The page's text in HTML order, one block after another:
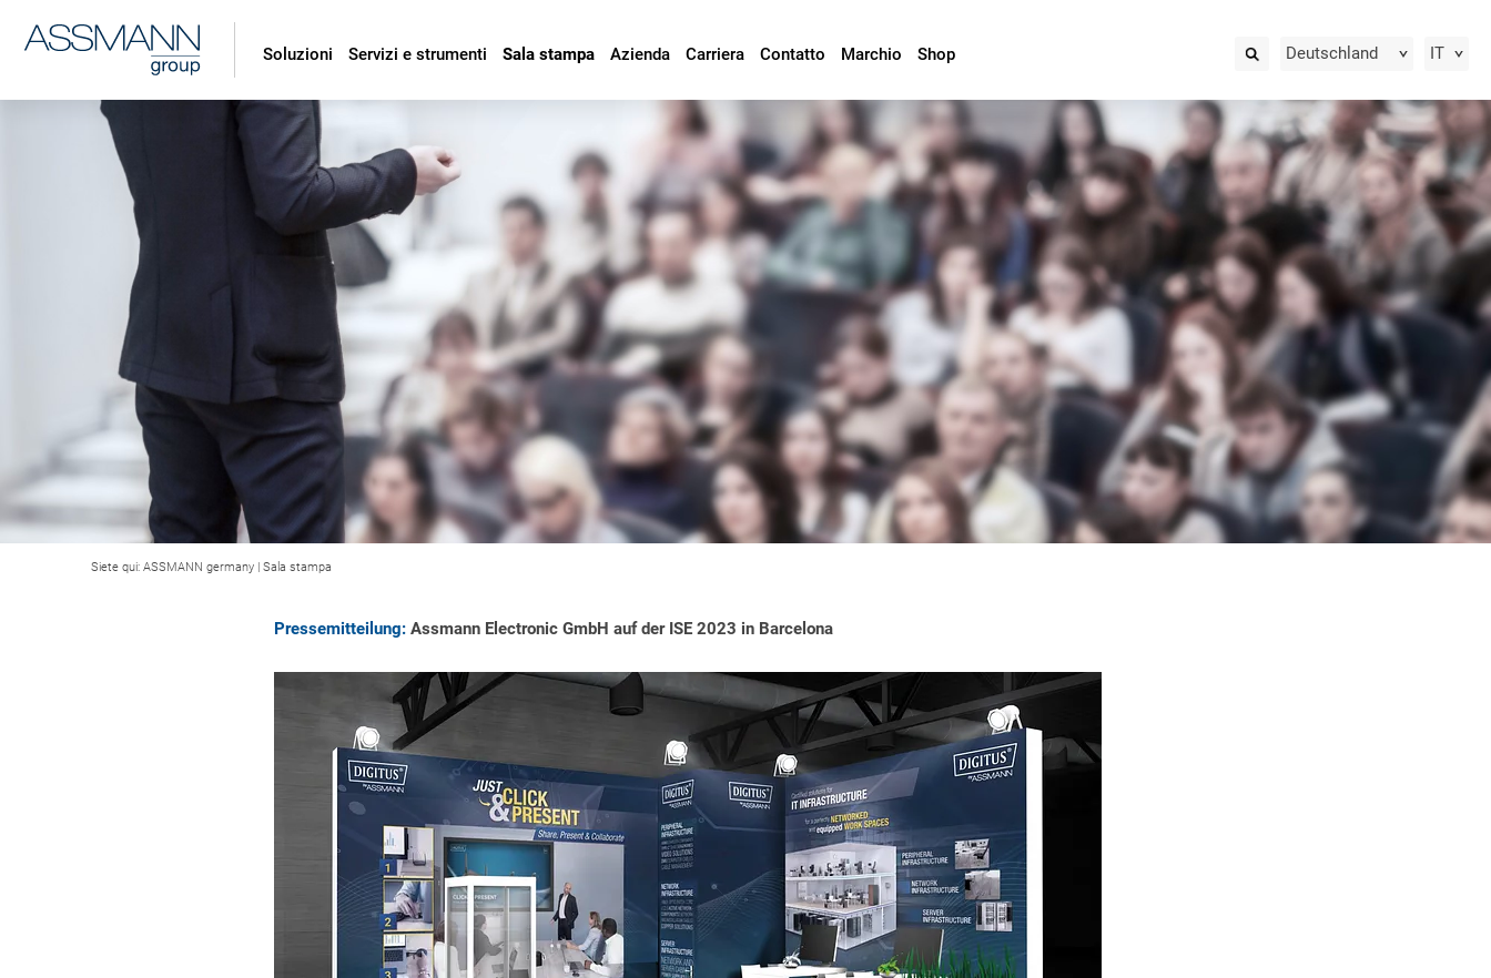
Deutschland IT
Soluzioni Servizi e strumenti Sala stampa Azienda Carriera Contatto Marchio Shop
Siete qui: ASSMANN germany | Sala stampa
Pressemitteilung: Assmann Electronic GmbH auf der ISE 2023 in Barcelona